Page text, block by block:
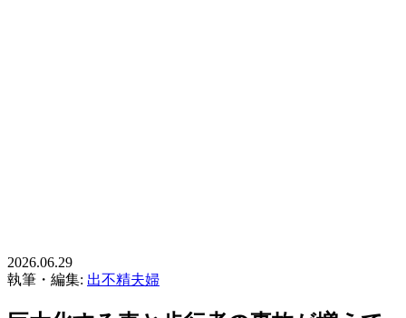
2026.06.29
執筆・編集: 出不精夫婦